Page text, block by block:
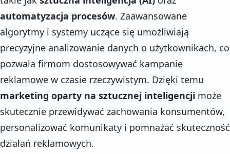
automatyzacja procesów. Zaawansowane
algorytmy i systemy uczące się umożliwiają
precyzyjne analizowanie danych o użytkownikach, co
pozwala firmom dostosowywać kampanie
reklamowe w czasie rzeczywistym. Dzięki temu
marketing oparty na sztucznej inteligencji może
skutecznie przewidywać zachowania konsumentów,
personalizować komunikaty i pomnażać skuteczność
działań reklamowych.